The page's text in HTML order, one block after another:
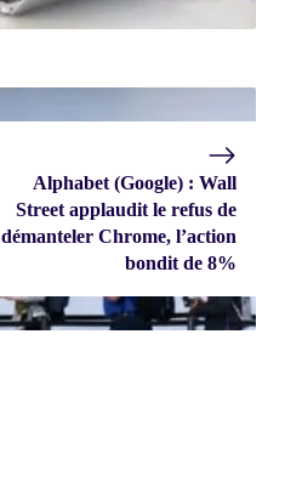
Alphabet (Google) : Wall
Street applaudit le refus de
démanteler Chrome, l’action
bondit de 8%